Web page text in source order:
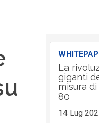
La
giganti
misura
80
14 Lug